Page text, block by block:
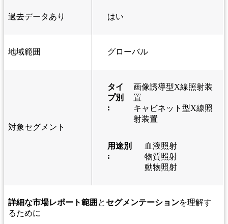
過去データあり はい
地域範囲 グローバル
対象セグメント
タイ
プ別
:
画像誘導型X線照射装
置
キャビネット型X線照
射装置
用途別
:
血液照射
物質照射
動物照射
詳細な市場レポート範囲 と セグメンテーションを理解す
るために